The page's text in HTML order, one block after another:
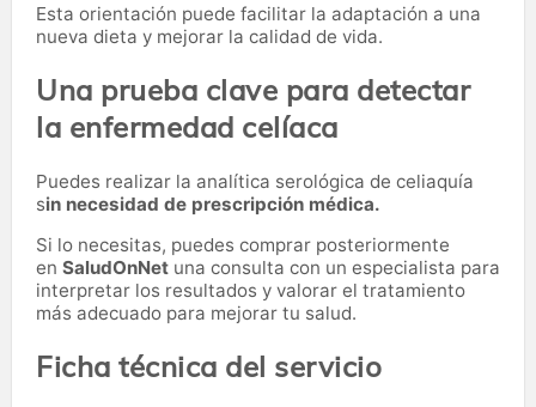
Esta orientación puede facilitar la adaptación a una
nueva dieta y mejorar la calidad de vida.
Una prueba clave para detectar
la enfermedad celíaca
Puedes realizar la analítica serológica de celiaquía
sin necesidad de prescripción médica.
Si lo necesitas, puedes comprar posteriormente
en SaludOnNet una consulta con un especialista para
interpretar los resultados y valorar el tratamiento
más adecuado para mejorar tu salud.
Ficha técnica del servicio